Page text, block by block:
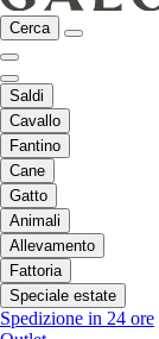
Cerca
Saldi
Cavallo
Fantino
Cane
Gatto
Animali
Allevamento
Fattoria
Speciale estate
Spedizione in 24 ore